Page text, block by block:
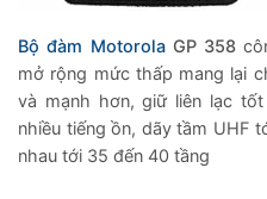
Bộ đàm MotorolaGP 358
mở rộng mức thấp mang lại
và mạnh hơn, giữ liên lạc
nhiều tiếng ồn, dãy tầm UHF
nhau tới 35 đến 40 tầng